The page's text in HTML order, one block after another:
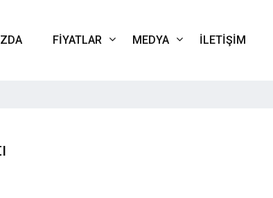
FIYATLAR MEDYA İLETIŞIM